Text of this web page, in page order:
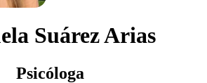
Suárez Arias
Psicóloga